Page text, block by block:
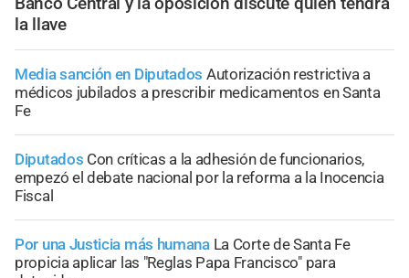
la llave
Media sanción en Diputados Autorización restrictiva a
médicos jubilados a prescribir medicamentos en Santa
Fe
Diputados Con críticas a la adhesión de funcionarios,
empezó el debate nacional por la reforma a la Inocencia
Fiscal
Por una Justicia más humana La Corte de Santa Fe
propicia aplicar las "Reglas Papa Francisco" para